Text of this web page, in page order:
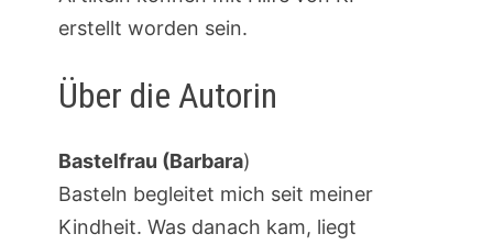
erstellt worden sein.
Über die Autorin
Bastelfrau (Barbara)
Basteln begleitet mich seit meiner
Kindheit. Was danach kam, liegt